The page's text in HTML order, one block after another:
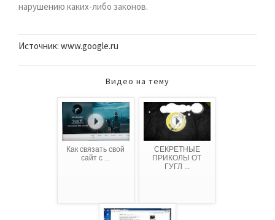
нарушению каких-либо законов.
Источник: www.google.ru
Видео на тему
Как связать свой
сайт с ...
СЕКРЕТНЫЕ
ПРИКОЛЫ ОТ
ГУГЛ ...